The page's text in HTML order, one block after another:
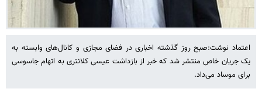
اعتماد نوشت:صبح روز گذشته اخباری در فضای مجازی و کانال‌های وابسته به
یک جریان خاص منتشر شد که خبر از بازداشت عیسی کلانتری به اتهام جاسوسی
برای موساد می‌داد.